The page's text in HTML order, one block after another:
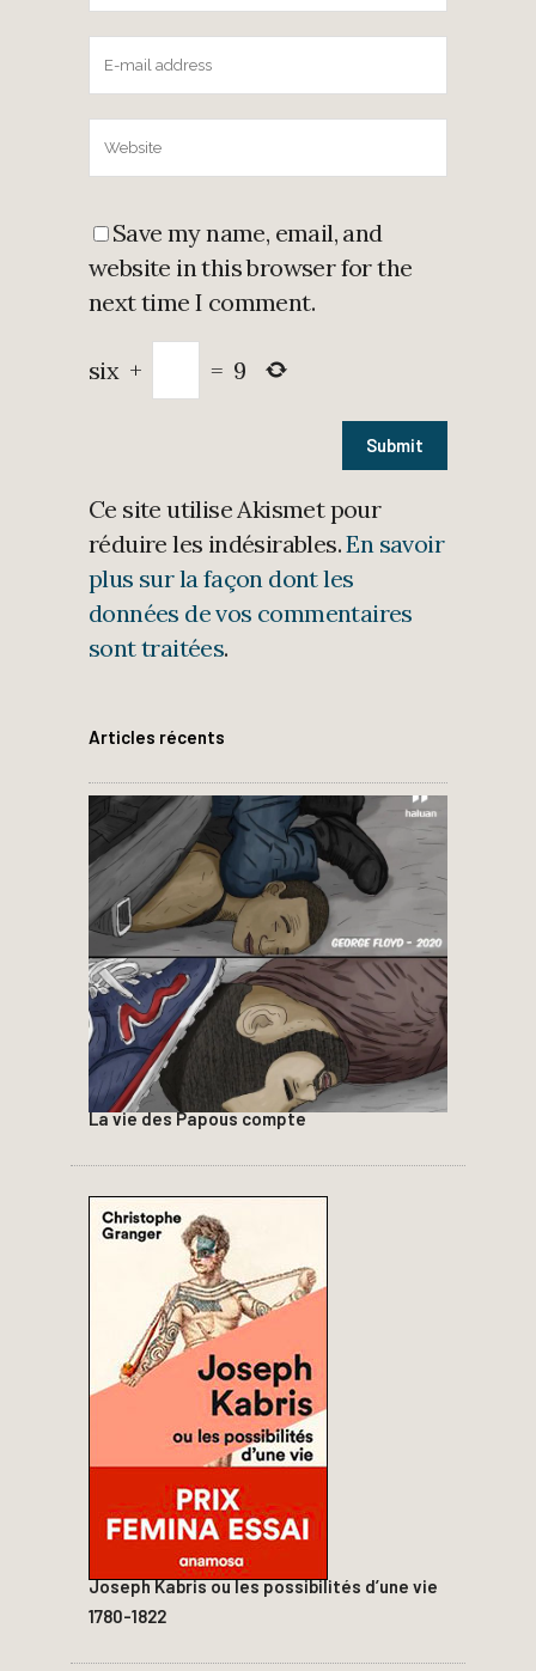
Save my name, email, and
website in this browser for the
next time I comment.
six + = 9
Ce site utilise Akismet pour
réduire les indésirables.En savoir
plus sur la façon dont les
données de vos commentaires
sont traitées.
Articles récents
La vie des Papous compte
Joseph Kabris ou les possibilités d’une vie
1780-1822